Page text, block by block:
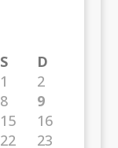
S
D
1
2
8
9
15
16
22
23